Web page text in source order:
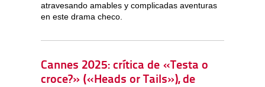
atravesando amables y complicadas aventuras
en este drama checo.
Cannes 2025: crítica de «Testa o
croce?» («Heads or Tails»), de